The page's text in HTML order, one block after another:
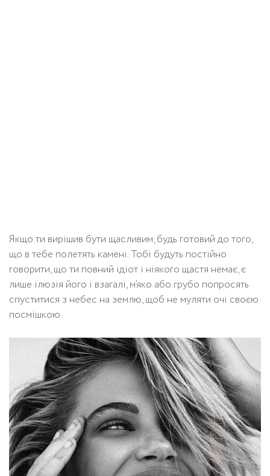
Якщо ти вирішив бути щасливим, будь готовий до того,
що в тебе полетять камені. Тобі будуть постійно
говорити, що ти повний ідіот і ніякого щастя немає, є
лише ілюзія його і взагалі, м’яко або грубо попросять
спуститися з небес на землю, щоб не муляти очі своєю
посмішкою.